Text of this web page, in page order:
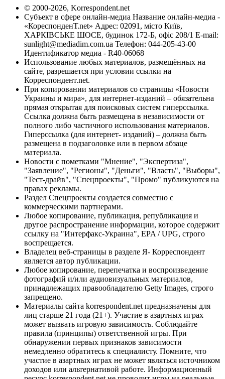
© 2000-2026, Korrespondent.net
Субъект в сфере онлайн-медиа Название онлайн-медиа -
«КореспонденТ.net» Адрес: 02091, місто Київ,
ХАРКІВСЬКЕ ШОСЕ, будинок 172-Б, офіс 208/1 E-mail:
sunlight@mediadim.com.ua Телефон: 044-205-43-00
Идентификатор медиа - R40-06068
Использование любых материалов, размещённых на
сайте, разрешается при условии ссылки на
Корреспондент.net.
При копировании материалов со страницы «Новости
Украины и мира», для интернет-изданий – обязательна
прямая открытая для поисковых систем гиперссылка.
Ссылка должна быть размещена в независимости от
полного либо частичного использования материалов.
Гиперссылка (для интернет- изданий) – должна быть
размещена в подзаголовке или в первом абзаце
материала.
Новости с пометками "Мнение", "Экспертиза",
"Заявление", "Регионы", "Деньги", "Власть", "Выборы",
"Тест-драйв", "Спецпроекты", "Промо" публикуются на
правах рекламы.
Раздел Спецпроекты создается совместно с
коммерческими партнерами.
Любое копирование, публикация, републикация и
другое распространение информации, которое содержит
ссылку на "Интерфакс-Украина", EPA / UPG, строго
воспрещается.
Владелец веб-страницы в разделе Я- Корреспондент
является автор публикации.
Любое копирование, перепечатка и воспроизведение
фотографий и/или аудиовизуальных материалов,
принадлежащих правообладателю Getty Images, строго
запрещено.
Материалы сайта korrespondent.net предназначены для
лиц старше 21 года (21+). Участие в азартных играх
может вызвать игровую зависимость. Соблюдайте
правила (принципы) ответственной игры. При
обнаружении первых признаков зависимости
немедленно обратитесь к специалисту. Помните, что
участие в азартных играх не может являться источником
доходов или альтернативой работе. Информационный